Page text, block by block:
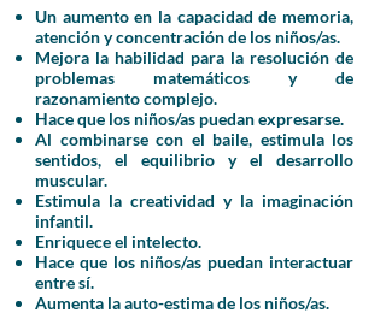
Un aumento en la capacidad de memoria,
atención y concentración de los niños/as.
Mejora la habilidad para la resolución de
problemas matemáticos y de
razonamiento complejo.
Hace que los niños/as puedan expresarse.
Al combinarse con el baile, estimula los
sentidos, el equilibrio y el desarrollo
muscular.
Estimula la creatividad y la imaginación
infantil.
Enriquece el intelecto.
Hace que los niños/as puedan interactuar
entre sí.
Aumenta la auto-estima de los niños/as.